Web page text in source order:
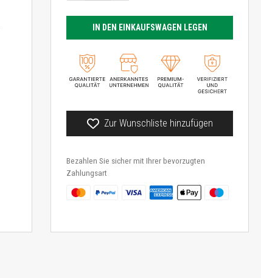
IN DEN EINKAUFSWAGEN LEGEN
Zur Wunschliste hinzufügen
Bezahlen Sie sicher mit Ihrer bevorzugten
Zahlungsart